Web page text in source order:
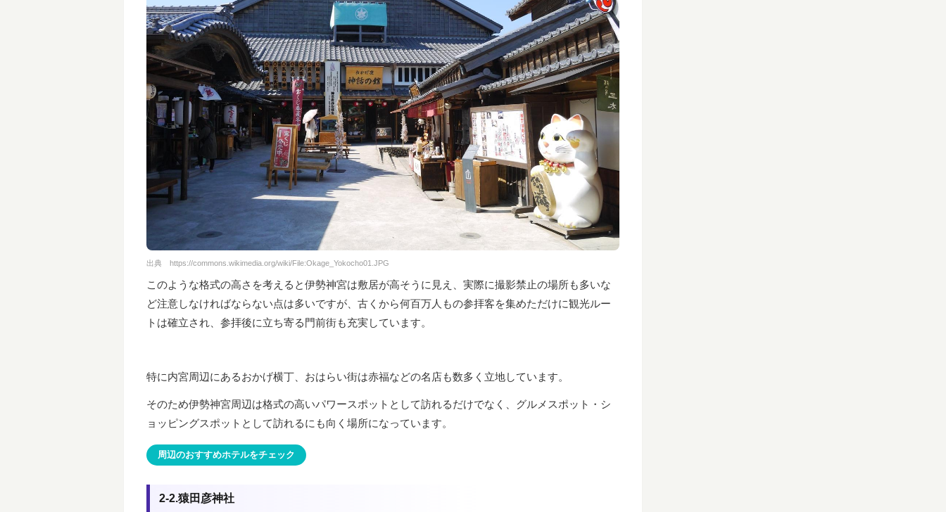
出典 https://commons.wikimedia.org/wiki/File:Okage_Yokocho01.JPG
このような格式の高さを考えると伊勢神宮は敷居が高そうに見え、実際に撮影禁止の場所も多いな
ど注意しなければならない点は多いですが、古くから何百万人もの参拝客を集めただけに観光ルー
トは確立され、参拝後に立ち寄る門前街も充実しています。
特に内宮周辺にあるおかげ横丁、おはらい街は赤福などの名店も数多く立地しています。
そのため伊勢神宮周辺は格式の高いパワースポットとして訪れるだけでなく、グルメスポット・シ
ョッピングスポットとして訪れるにも向く場所になっています。
周辺のおすすめホテルをチェック
2-2.猿田彦神社